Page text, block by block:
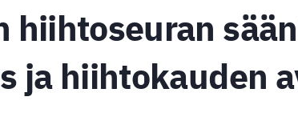
hiihtoseuran
ja hiihtokauden